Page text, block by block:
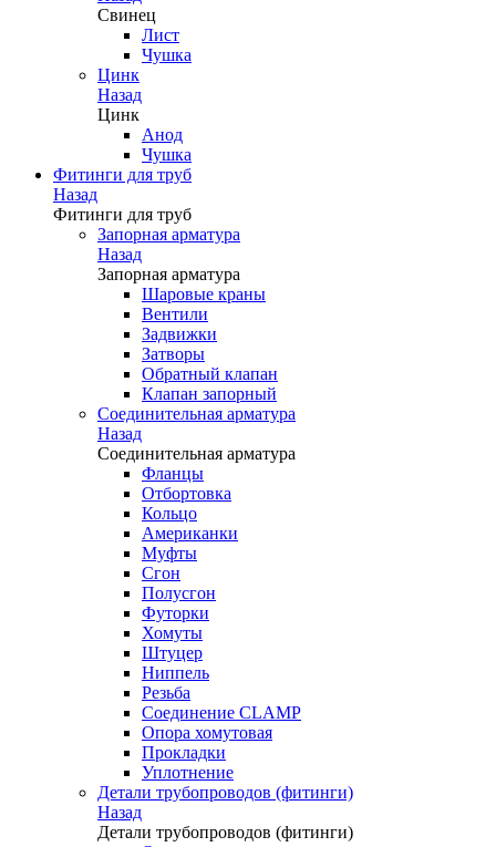
Свинец
Лист
Чушка
Цинк
Назад
Цинк
Анод
Чушка
Фитинги для труб
Назад
Фитинги для труб
Запорная арматура
Назад
Запорная арматура
Шаровые краны
Вентили
Задвижки
Затворы
Обратный клапан
Клапан запорный
Соединительная арматура
Назад
Соединительная арматура
Фланцы
Отбортовка
Кольцо
Американки
Муфты
Сгон
Полусгон
Футорки
Хомуты
Штуцер
Ниппель
Резьба
Соединение CLAMP
Опора хомутовая
Прокладки
Уплотнение
Детали трубопроводов (фитинги)
Назад
Детали трубопроводов (фитинги)